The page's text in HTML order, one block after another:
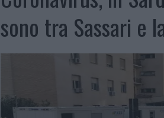
sono tra Sassari e